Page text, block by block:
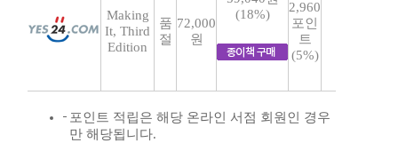
Making
It, Third
Edition
품
절
72,000
원
(18%)
2,960
포인
트
(5%)
포인트 적립은 해당 온라인 서점 회원인 경우
만 해당됩니다.